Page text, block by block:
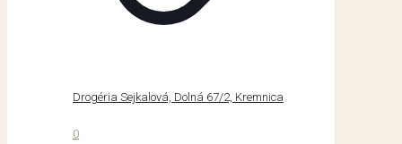
Drogéria Sejkalová, Dolná 67/2, Kremnica
0